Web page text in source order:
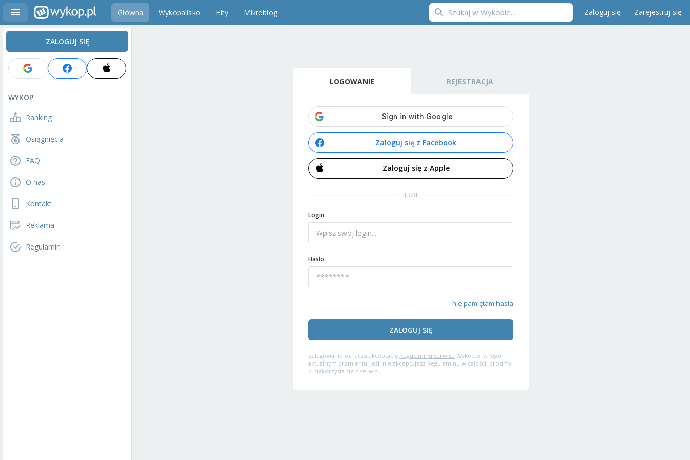
Główna Wykopalisko Hity Mikroblog Zaloguj się Zarejestruj się
ZALOGUJ SIĘ
WYKOP
Ranking
Osiągnięcia
FAQ
O nas
Kontakt
Reklama
Regulamin
LOGOWANIE REJESTRACJA
Zaloguj się z Facebook
Zaloguj się z Apple
LUB
Login
Hasło
nie pamiętam hasła
ZALOGUJ SIĘ
Zalogowanie oznacza akceptację Regulaminu serwisu Wykop.pl w jego
aktualnym brzmieniu. Jeśli nie akceptujesz Regulaminu w całości, prosimy
o niekorzystanie z serwisu.